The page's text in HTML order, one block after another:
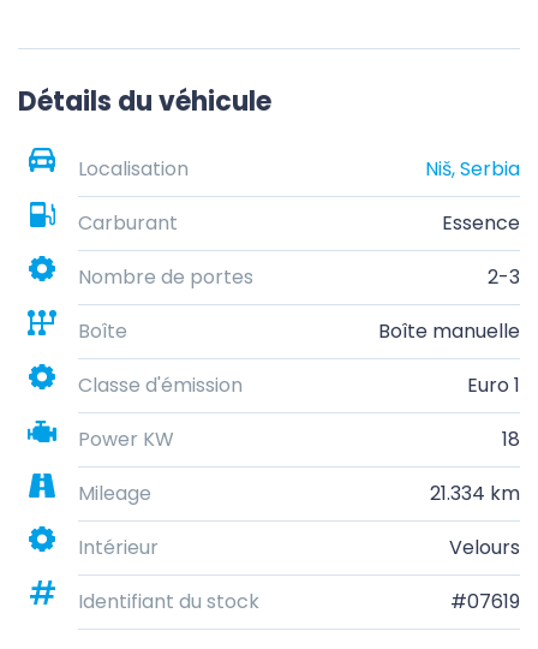
Détails du véhicule
Localisation
Niš, Serbia
Carburant
Essence
Nombre de portes
2-3
Boîte
Boîte manuelle
Classe d'émission
Euro 1
Power KW
18
Mileage
21.334 km
Intérieur
Velours
Identifiant du stock
#07619